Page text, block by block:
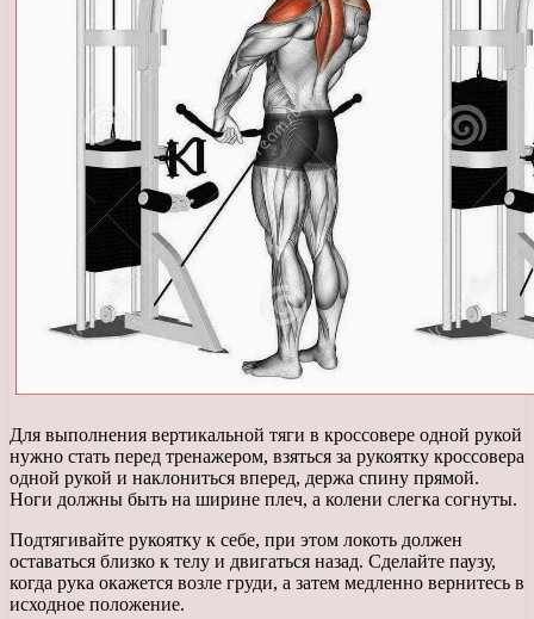
Для выполнения вертикальной тяги в кроссовере одной рукой
нужно стать перед тренажером, взяться за рукоятку кроссовера
одной рукой и наклониться вперед, держа спину прямой.
Ноги должны быть на ширине плеч, а колени слегка согнуты.
Подтягивайте рукоятку к себе, при этом локоть должен
оставаться близко к телу и двигаться назад. Сделайте паузу,
когда рука окажется возле груди, а затем медленно вернитесь в
исходное положение.